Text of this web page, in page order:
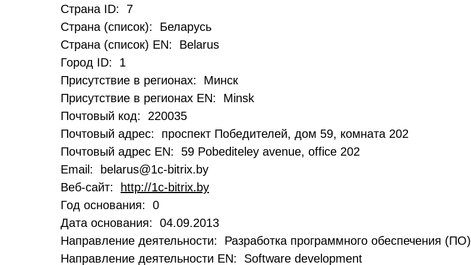
Страна ID: 7
Страна (список): Беларусь
Страна (список) EN: Belarus
Город ID: 1
Присутствие в регионах: Минск
Присутствие в регионах EN: Minsk
Почтовый код: 220035
Почтовый адрес: проспект Победителей, дом 59, комната 202
Почтовый адрес EN: 59 Pobediteley avenue, office 202
Email: belarus@1c-bitrix.by
Веб-сайт:
http://1c-bitrix.by
Год основания: 0
Дата основания: 04.09.2013
Направление деятельности: Разработка программного обеспечения (ПО)
Направление деятельности EN: Software development